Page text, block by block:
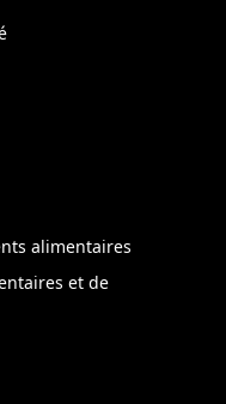
alimentaires
et de